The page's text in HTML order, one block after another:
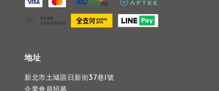
地址
新北市土城區日新街37巷1號
企業會員招募